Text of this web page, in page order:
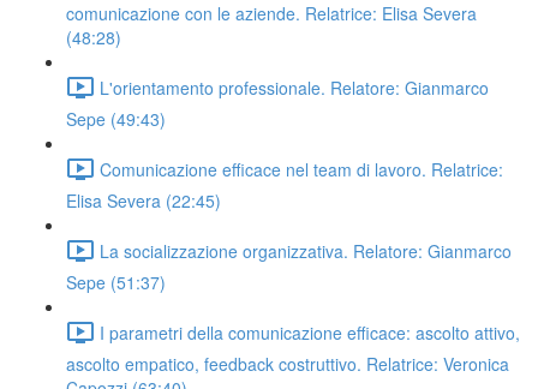
comunicazione con le aziende. Relatrice: Elisa Severa
(48:28)
L'orientamento professionale. Relatore: Gianmarco
Sepe (49:43)
Comunicazione efficace nel team di lavoro. Relatrice:
Elisa Severa (22:45)
La socializzazione organizzativa. Relatore: Gianmarco
Sepe (51:37)
I parametri della comunicazione efficace: ascolto attivo,
ascolto empatico, feedback costruttivo. Relatrice: Veronica